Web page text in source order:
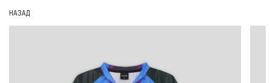
НАЗАД